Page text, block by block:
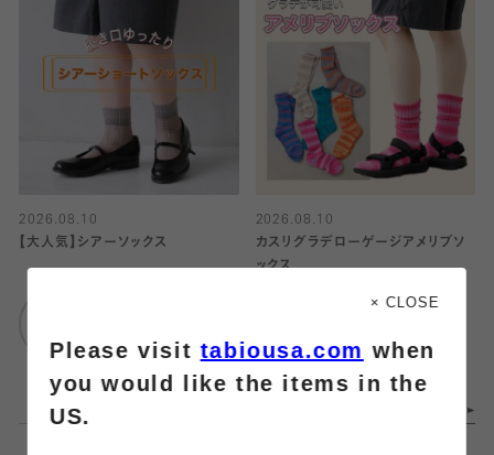
2026.08.10
【大人気】シアーソックス
2026.08.10
カスリグラデローゲージアメリブソ
ックス
仙台セルバ店
× CLOSE
Please visittabiousa.com when
you would like the items in the
US.